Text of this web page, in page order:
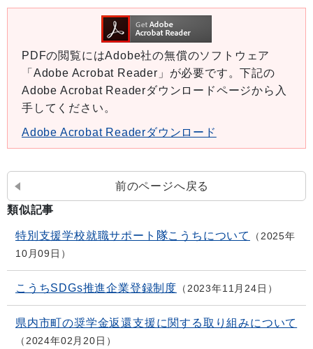
PDFの閲覧にはAdobe社の無償のソフトウェア
「Adobe Acrobat Reader」が必要です。下記の
Adobe Acrobat Readerダウンロードページから入
手してください。
Adobe Acrobat Readerダウンロード
前のページへ戻る
類似記事
特別支援学校就職サポート隊こうちについて
2025年
10月09日
こうちSDGs推進企業登録制度 2023年11月24日
県内市町の奨学金返還支援に関する取り組みについて
2024年02月20日